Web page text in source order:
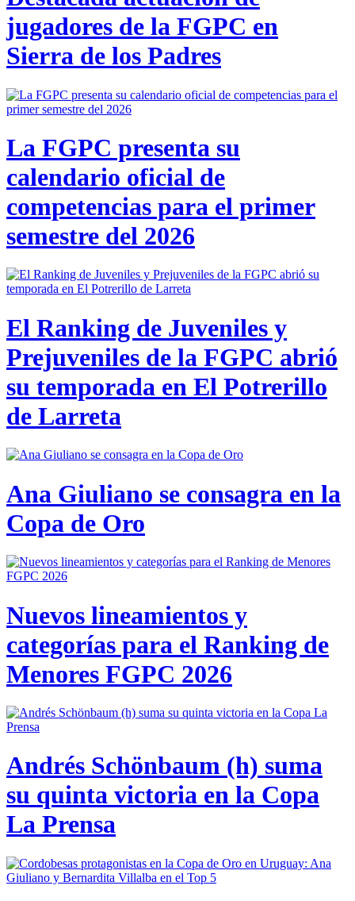
jugadores de la FGPC en
Sierra de los Padres
La FGPC presenta su
calendario oficial de
competencias para el primer
semestre del 2026
El Ranking de Juveniles y
Prejuveniles de la FGPC abrió
su temporada en El Potrerillo
de Larreta
Ana Giuliano se consagra en la
Copa de Oro
Nuevos lineamientos y
categorías para el Ranking de
Menores FGPC 2026
Andrés Schönbaum (h) suma
su quinta victoria en la Copa
La Prensa